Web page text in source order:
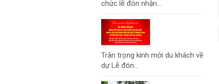
chức lễ đón nhận...
Trân trọng kính mời du khách về
dự Lễ đón...